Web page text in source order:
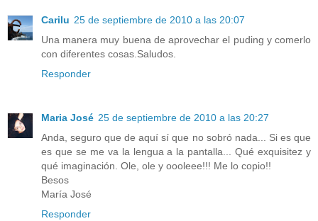
Carilu 25 de septiembre de 2010 a las 20:07
Una manera muy buena de aprovechar el puding y comerlo
con diferentes cosas.Saludos.
Responder
Maria José 25 de septiembre de 2010 a las 20:27
Anda, seguro que de aquí sí que no sobró nada... Si es que
es que se me va la lengua a la pantalla... Qué exquisitez y
qué imaginación. Ole, ole y oooleee!!! Me lo copio!!
Besos
María José
Responder